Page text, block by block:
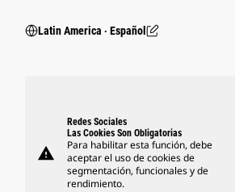
Latin America ‧ Español
warning
Redes Sociales
Las Cookies Son Obligatorias
Para habilitar esta función, debe
aceptar el uso de cookies de
segmentación, funcionales y de
rendimiento.